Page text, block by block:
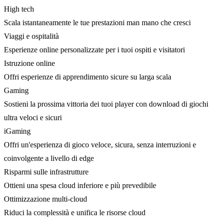
High tech
Scala istantaneamente le tue prestazioni man mano che cresci
Viaggi e ospitalità
Esperienze online personalizzate per i tuoi ospiti e visitatori
Istruzione online
Offri esperienze di apprendimento sicure su larga scala
Gaming
Sostieni la prossima vittoria dei tuoi player con download di giochi
ultra veloci e sicuri
iGaming
Offri un'esperienza di gioco veloce, sicura, senza interruzioni e
coinvolgente a livello di edge
Risparmi sulle infrastrutture
Ottieni una spesa cloud inferiore e più prevedibile
Ottimizzazione multi-cloud
Riduci la complessità e unifica le risorse cloud